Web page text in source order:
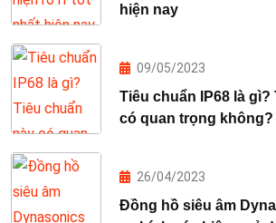
hiện nay
09/05/2023
Tiêu chuẩn IP68 là
có quan trọng không?
26/04/2023
Đồng hồ siêu âm